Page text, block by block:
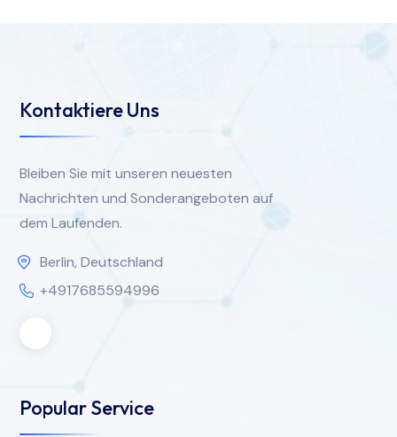
Kontaktiere Uns
Bleiben Sie mit unseren neuesten
Nachrichten und Sonderangeboten auf
dem Laufenden.
Berlin, Deutschland
+4917685594996
Popular Service